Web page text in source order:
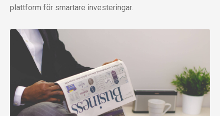
plattform för smartare investeringar.